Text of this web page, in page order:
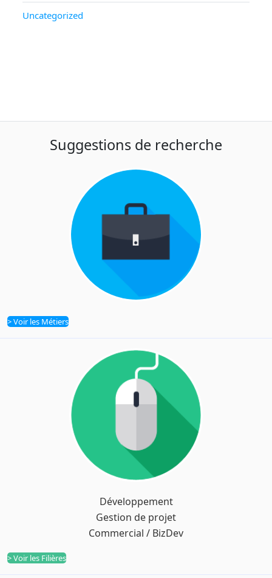
Uncategorized
Suggestions de recherche
> Voir les Métiers
Filières
Développement
Gestion de projet
Commercial / BizDev
> Voir les Filières